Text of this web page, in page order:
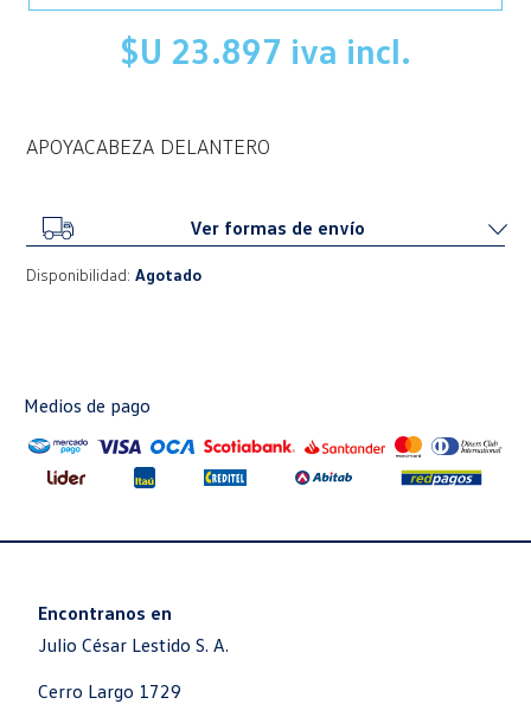
$U 23.897 iva incl.
APOYACABEZA DELANTERO
Ver formas de envío
Disponibilidad: Agotado
Medios de pago
Encontranos en
Julio César Lestido S. A.
Cerro Largo 1729